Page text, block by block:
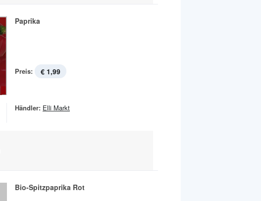
Paprika
Preis: € 1,99
Händler: Elli Markt
Bio-Spitzpaprika Rot